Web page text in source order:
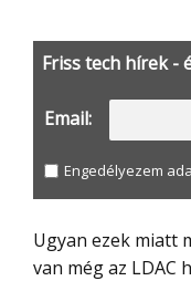
Friss tech hírek -
Email:
Engedélyezem
Ugyan ezek miatt már bőven megéri az árát, de ott
van még az LDAC